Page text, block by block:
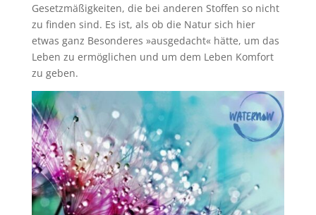
Gesetzmäßigkeiten, die bei anderen Stoffen so nicht
zu finden sind. Es ist, als ob die Natur sich hier
etwas ganz Besonderes »ausgedacht« hätte, um das
Leben zu ermöglichen und um dem Leben Komfort
zu geben.